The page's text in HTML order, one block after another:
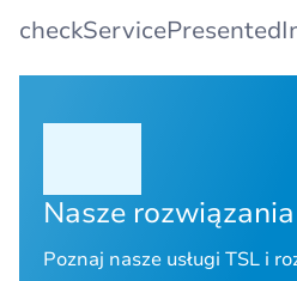
Nasze rozwiązania
Poznaj nasze usługi TSL i